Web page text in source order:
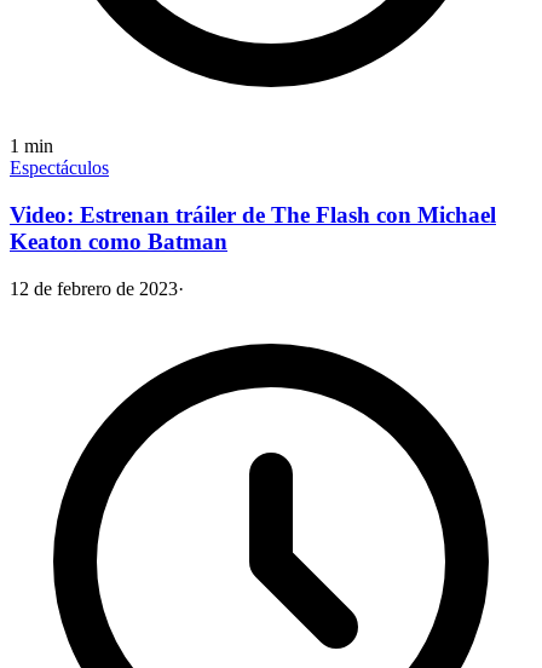
1 min
Espectáculos
Video: Estrenan tráiler de The Flash con Michael
Keaton como Batman
12 de febrero de 2023·